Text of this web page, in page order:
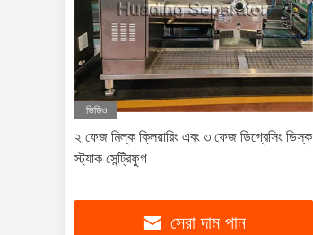
ভিডিও
২ ফেজ মিল্ক ক্লিয়ারিং এবং ৩ ফেজ ডিগ্রেসিং ডিস্ক
স্ট্যাক সেন্ট্রিফুগ
সেরা দাম পান